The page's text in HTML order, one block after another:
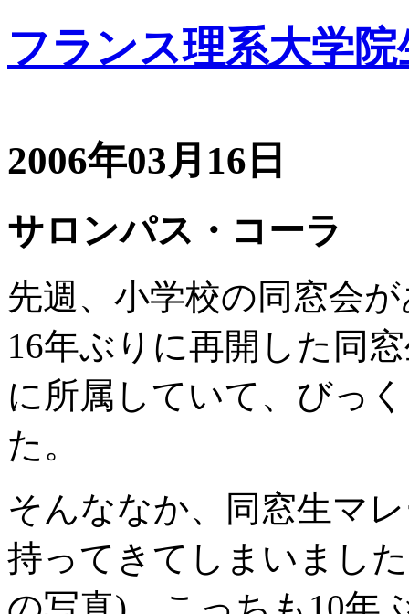
フランス理系大学
2006年03月16日
サロンパス・コーラ
先週、小学校の同窓会
16年ぶりに再開した同
に所属していて、びっ
た。
そんななか、同窓生マ
持ってきてしまいまし